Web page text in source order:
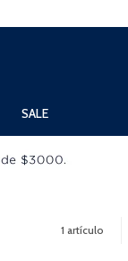
SALE
1 artículo